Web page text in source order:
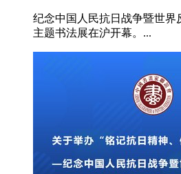
纪念中国人民抗日战争暨世界
主题书法展在沪开幕。...